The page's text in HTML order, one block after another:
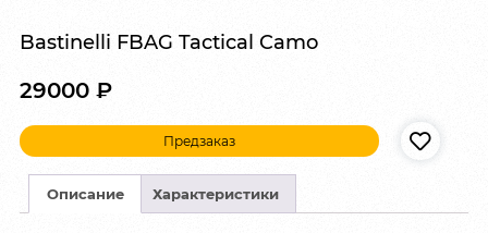
Bastinelli FBAG Tactical Camo
29000 ₽
Предзаказ
Описание Характеристики